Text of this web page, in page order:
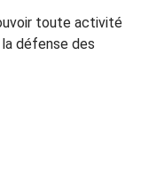
toute activité
défense des